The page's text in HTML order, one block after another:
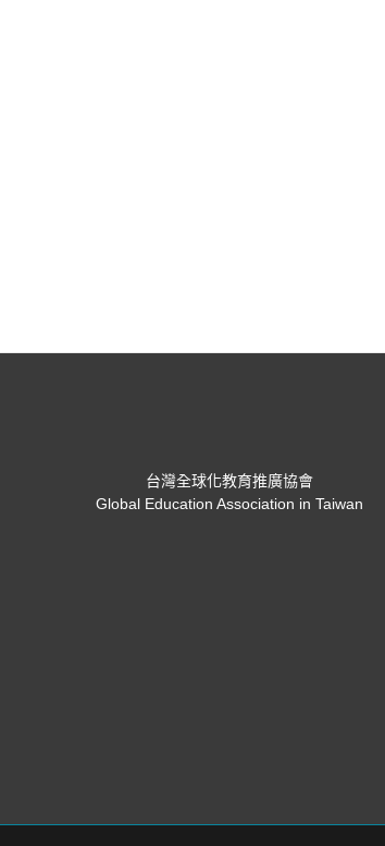
台灣全球化教育推廣協會
Global Education Association in Taiwan